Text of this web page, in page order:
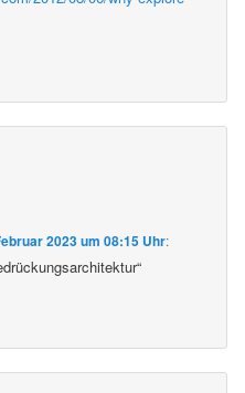
2023 um 08:15 Uhr: